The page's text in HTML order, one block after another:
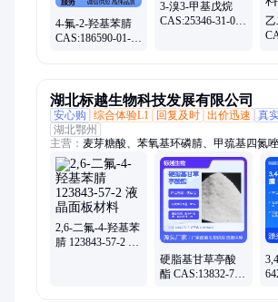
4-氟-2-羟基苯腈
CAS:186590-01-2
3-溴3-甲基戊烷
CAS:25346-31-0
乙
湖北标越生物科技发展有限公司
安心购
综合体验L1 回复及时 出价迅速
真
湖北鄂州
主营： 麦芽糖酸、苯氧基环磷腈、甲巯基四氮唑
2,6-二氟-4-羟基苯
腈 123843-57-2 液
硬脂基甘草亭酸
酯 CAS:13832-70-